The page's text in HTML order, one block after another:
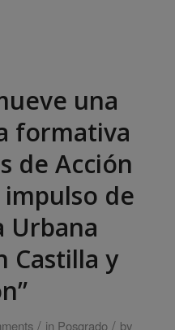
una
formativa
de Acción
impulso de
Urbana
Castilla y
/ in Posgrado / by